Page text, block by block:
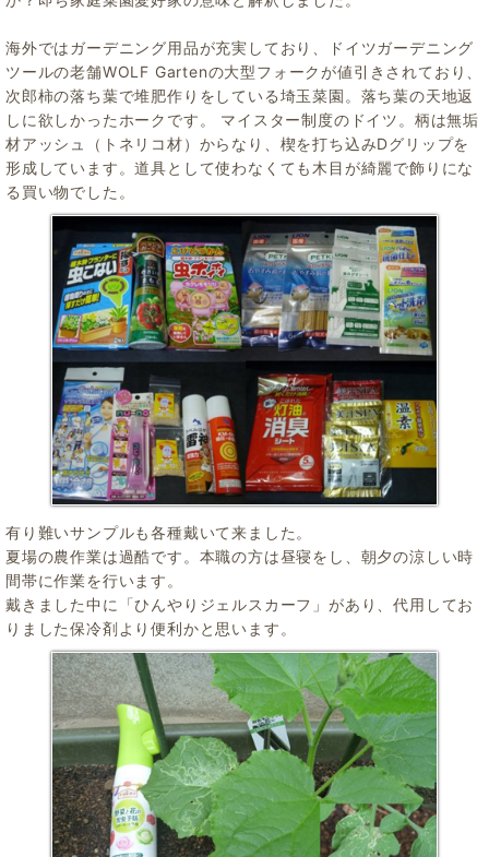
海外ではガーデニング用品が充実しており、ドイツガーデニング
ツールの老舗WOLF Gartenの大型フォークが値引きされており、
次郎柿の落ち葉で堆肥作りをしている埼玉菜園。落ち葉の天地返
しに欲しかったホークです。 マイスター制度のドイツ。柄は無垢
材アッシュ（トネリコ材）からなり、楔を打ち込みDグリップを
形成しています。道具として使わなくても木目が綺麗で飾りにな
る買い物でした。
有り難いサンプルも各種戴いて来ました。
夏場の農作業は過酷です。本職の方は昼寝をし、朝夕の涼しい時
間帯に作業を行います。
戴きました中に「ひんやりジェルスカーフ」があり、代用してお
りました保冷剤より便利かと思います。